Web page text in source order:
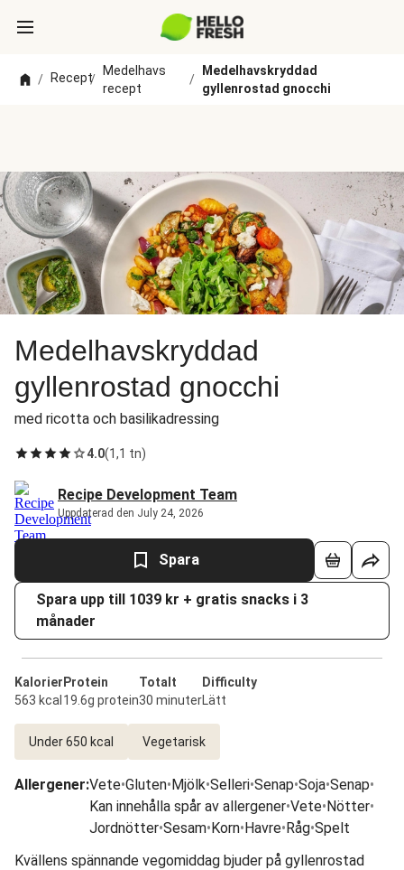
/ Recept/
Medelhavs
recept
/
Medelhavskryddad
gyllenrostad gnocchi
Medelhavskryddad
gyllenrostad gnocchi
med ricotta och basilikadressing
4.0(1,1 tn)
Recipe Development Team
Uppdaterad den July 24, 2026
Spara
Spara upp till 1039 kr + gratis snacks i 3
månader
Kalorier
563 kcal
Protein
19.6g protein
Totalt
30 minuter
Difficulty
Lätt
Under 650 kcal Vegetarisk
Allergener:Vete•Gluten•Mjölk•Selleri•Senap•Soja•Senap•
Kan innehålla spår av allergener•Vete•Nötter•
Jordnötter•Sesam•Korn•Havre•Råg•Spelt
Kvällens spännande vegomiddag bjuder på gyllenrostad